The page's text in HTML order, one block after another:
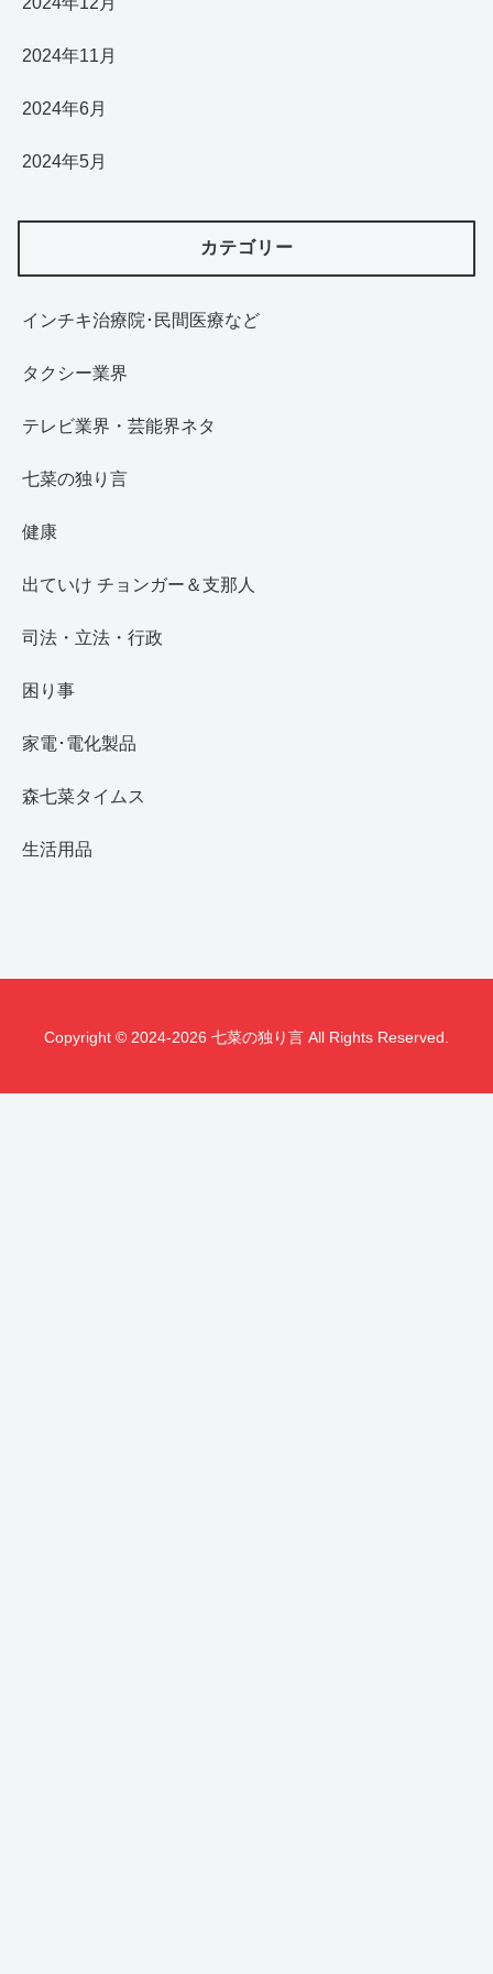
2024年11月
2024年6月
2024年5月
カテゴリー
インチキ治療院･民間医療など
タクシー業界
テレビ業界・芸能界ネタ
七菜の独り言
健康
出ていけ チョンガー＆支那人
司法・立法・行政
困り事
家電･電化製品
森七菜タイムス
生活用品
Copyright © 2024-2026 七菜の独り言 All Rights Reserved.